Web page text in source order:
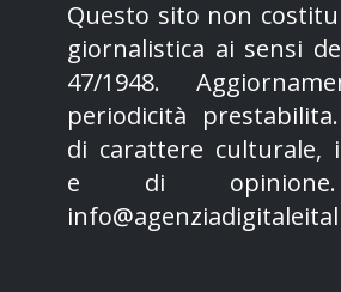
Questo sito non
giornalistica ai sensi
47/1948.
periodicità
di carattere culturale,
e di opinione.